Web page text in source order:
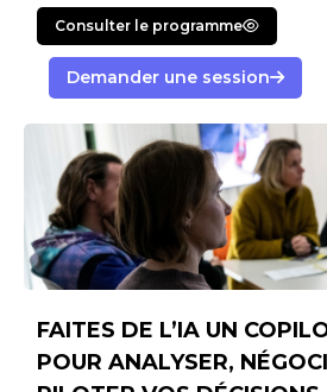
Consulter le programme
Demander une session
FAITES DE L’IA UN
POUR ANALYSER,